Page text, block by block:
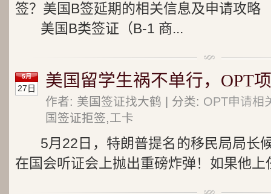
签？美国B签延期的相关信息及申请攻略
美国B类签证（B-1 商...
5月
27日 美国留学生祸不单行，OPT
作者: 美国签证找大鹤 | 分类: OPT申请相
国签证拒签,工卡
5月22日，特朗普提名的移民局局长
在国会听证会上抛出重磅炸弹！如果他